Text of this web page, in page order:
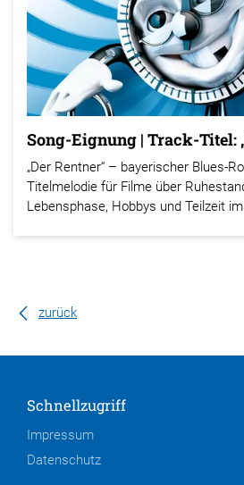
Song-Eignung | Track-Titel:
„Der Rentner“ – bayerischer Blues-
Titelmelodie für Filme über
Lebensphase, Hobbys und Teilzeit
zurück
Schnellzugriff
Impressum
Datenschutz